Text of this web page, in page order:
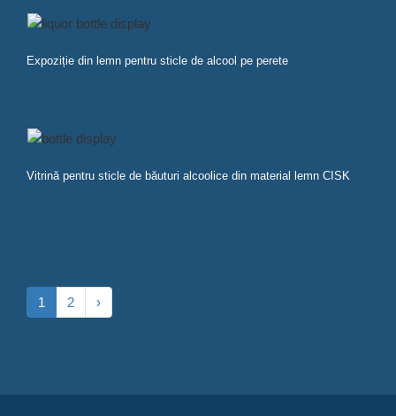
Expoziție din lemn pentru sticle de alcool pe perete
Vitrină pentru sticle de băuturi alcoolice din material lemn CISK
1 2 ›